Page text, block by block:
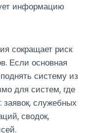
информацию
сокращает риск
Если основная
систему из
для систем, где
служебных
сводок,